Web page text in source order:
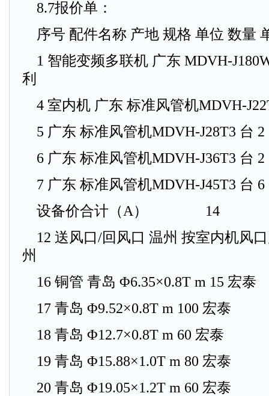
8.7报价单：
序号 配件名称 产地 规格 单位 数量
1 智能变频多联机 广东 MDVH-
利
4 室内机 广东 标准风管机MDVH-
5 广东 标准风管机MDVH-J28T3 台
6 广东 标准风管机MDVH-J36T3 台
7 广东 标准风管机MDVH-J45T3 台
设备价合计（A） 14
12 送风口/回风口 温州 按室内机风
州
16 铜管 青岛 Φ6.35×0.8T m 15 宏泰
17 青岛 Φ9.52×0.8T m 100 宏泰
18 青岛 Φ12.7×0.8T m 60 宏泰
19 青岛 Φ15.88×1.0T m 80 宏泰
20 青岛 Φ19.05×1.2T m 60 宏泰